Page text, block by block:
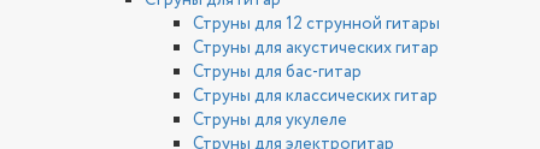
Струны для 12 струнной гитары
Струны для акустических гитар
Струны для бас-гитар
Струны для классических гитар
Струны для укулеле
Струны для электрогитар